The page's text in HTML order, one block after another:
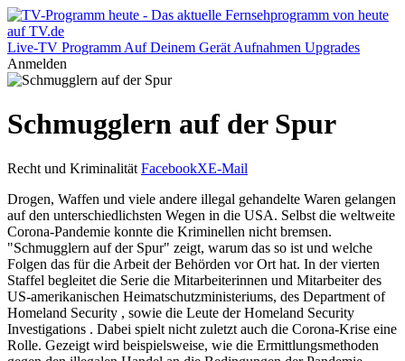
Live-TV Programm Auf Deinem Gerät Aufnahmen Upgrades
Anmelden
Schmugglern auf der Spur
Recht und Kriminalität FacebookXE-Mail
Drogen, Waffen und viele andere illegal gehandelte Waren gelangen
auf den unterschiedlichsten Wegen in die USA. Selbst die weltweite
Corona-Pandemie konnte die Kriminellen nicht bremsen.
"Schmugglern auf der Spur" zeigt, warum das so ist und welche
Folgen das für die Arbeit der Behörden vor Ort hat. In der vierten
Staffel begleitet die Serie die Mitarbeiterinnen und Mitarbeiter des
US-amerikanischen Heimatschutzministeriums, des Department of
Homeland Security , sowie die Leute der Homeland Security
Investigations . Dabei spielt nicht zuletzt auch die Corona-Krise eine
Rolle. Gezeigt wird beispielsweise, wie die Ermittlungsmethoden